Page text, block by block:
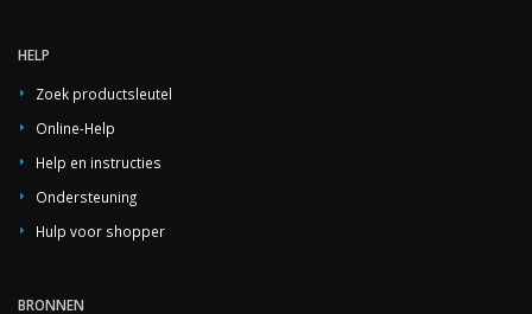
HELP
Zoek productsleutel
Online-Help
Help en instructies
Ondersteuning
Hulp voor shopper
BRONNEN